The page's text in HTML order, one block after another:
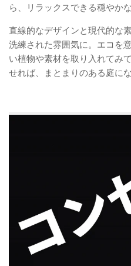
ら、リラックスできる穏やかな
直線的なデザインと現代的な
洗練された雰囲気に。エコを
い植物や素材を取り入れてみ
せれば、まとまりのある庭にな